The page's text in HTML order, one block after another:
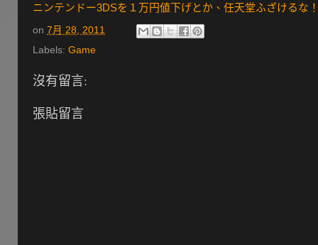
ニンテンドー3DSを１万円値下げとか、任天堂ふざけるな
on 7月 28, 2011
Labels: Game
沒有留言:
張貼留言